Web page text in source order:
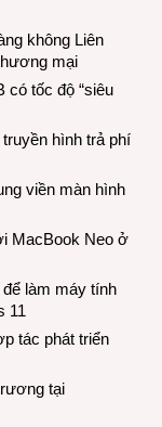
không Liên
mại
có tốc độ “siêu
hình trả phí
viền màn hình
MacBook Neo ở
làm máy tính
11
tác phát triển
tại